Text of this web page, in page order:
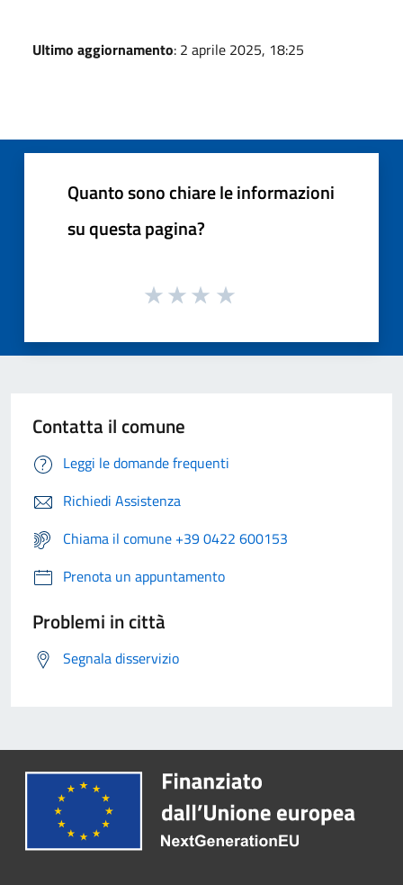
Ultimo aggiornamento: 2 aprile 2025, 18:25
Quanto sono chiare le informazioni
su questa pagina?
Contatta il comune
Leggi le domande frequenti
Richiedi Assistenza
Chiama il comune +39 0422 600153
Prenota un appuntamento
Problemi in città
Segnala disservizio